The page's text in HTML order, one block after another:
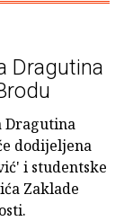
Dragutina
Dragutina
dodijeljena
i studentske
Zaklade